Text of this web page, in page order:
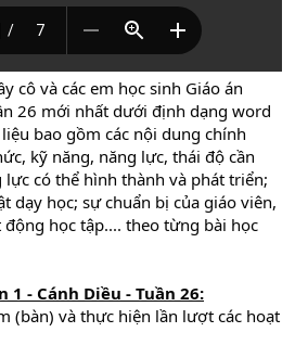
cô và các em học sinh Giáo án
26 mới nhất dưới định dạng word
bao gồm các nội dung chính
kỹ năng, năng lực, thái độ cần
có thể hình thành và phát triển;
dạy học; sự chuẩn bị của giáo viên,
động học tập.... theo từng bài học
1 - Cánh Diều - Tuần 26:
(bàn) và thực hiện lần lượt các hoạt